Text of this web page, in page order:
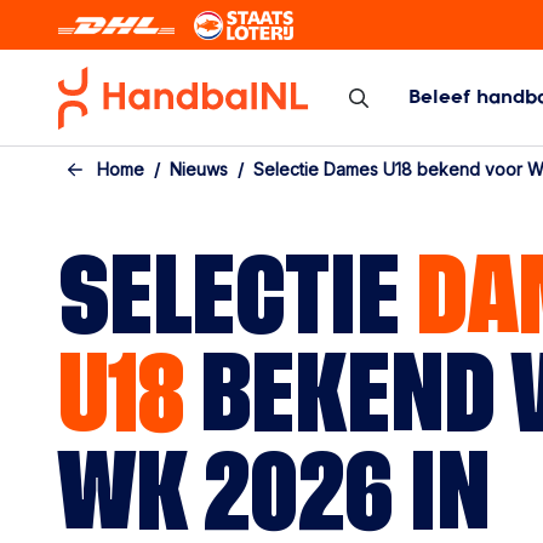
Skip to the main content
Beleef
Zaal/veld
Programma/Uitslagen/Standen
Bekercompetitie
Topcompetitie
Arbitrage
Kennisbank competitie
Calamiteiten
Beach
Home Nieuws Selectie Dames U18 bekend voor
SELECTIE
U18 BEKEND
WK 2026 IN